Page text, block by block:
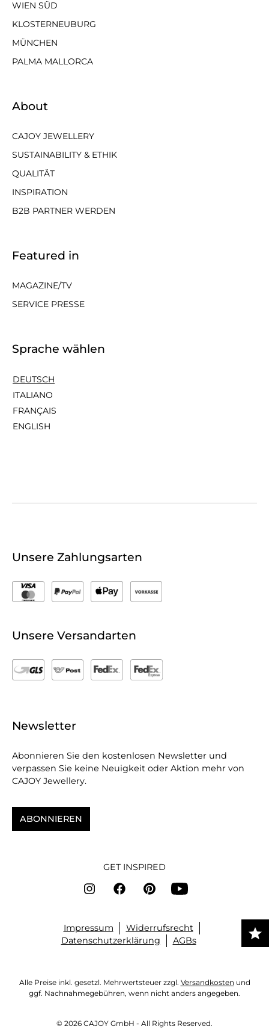
WIEN SÜD
KLOSTERNEUBURG
MÜNCHEN
PALMA MALLORCA
About
CAJOY JEWELLERY
SUSTAINABILITY & ETHIK
QUALITÄT
INSPIRATION
B2B PARTNER WERDEN
Featured in
MAGAZINE/TV
SERVICE PRESSE
Sprache wählen
DEUTSCH
ITALIANO
FRANÇAIS
ENGLISH
Unsere Zahlungsarten
Unsere Versandarten
Newsletter
Abonnieren Sie den kostenlosen Newsletter und
verpassen Sie keine Neuigkeit oder Aktion mehr von
CAJOY Jewellery.
ABONNIEREN
GET INSPIRED
Impressum
Widerrufsrecht
Datenschutzerklärung
AGBs
Alle Preise inkl. gesetzl. Mehrwertsteuer zzgl. Versandkosten und
ggf. Nachnahmegebühren, wenn nicht anders angegeben.
© 2026 CAJOY GmbH - All Rights Reserved.